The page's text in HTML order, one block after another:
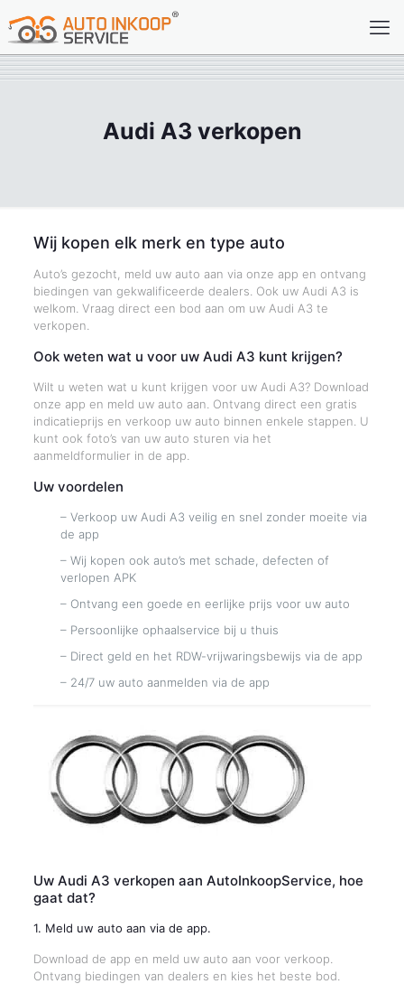
Audi A3 verkopen
Wij kopen elk merk en type auto
Auto’s gezocht, meld uw auto aan via onze app en ontvang
biedingen van gekwalificeerde dealers. Ook uw Audi A3 is
welkom. Vraag direct een bod aan om uw Audi A3 te
verkopen.
Ook weten wat u voor uw Audi A3 kunt krijgen?
Wilt u weten wat u kunt krijgen voor uw Audi A3? Download
onze app en meld uw auto aan. Ontvang direct een gratis
indicatieprijs en verkoop uw auto binnen enkele stappen. U
kunt ook foto’s van uw auto sturen via het
aanmeldformulier in de app.
Uw voordelen
– Verkoop uw Audi A3 veilig en snel zonder moeite via
de app
– Wij kopen ook auto’s met schade, defecten of
verlopen APK
– Ontvang een goede en eerlijke prijs voor uw auto
– Persoonlijke ophaalservice bij u thuis
– Direct geld en het RDW-vrijwaringsbewijs via de app
– 24/7 uw auto aanmelden via de app
Uw Audi A3 verkopen aan AutoInkoopService, hoe
gaat dat?
1. Meld uw auto aan via de app.
Download de app en meld uw auto aan voor verkoop.
Ontvang biedingen van dealers en kies het beste bod.